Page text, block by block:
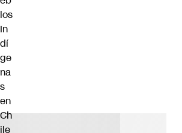
los
In
dí
ge
na
s
en
Ch
ile